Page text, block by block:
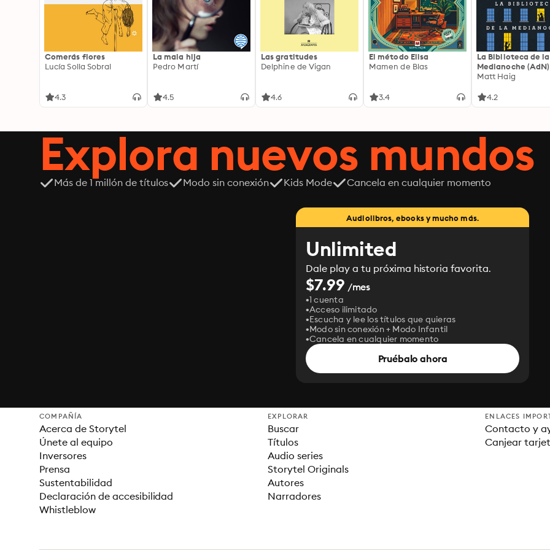
Comerás flores
Lucía Solla Sobral
4.3
La mala hija
Pedro Martí
4.5
Las gratitudes
Delphine de Vigan
4.6
El método Elisa
Mamen de Blas
3.4
La Biblioteca de la
Medianoche (AdN)
Matt Haig
4.2
Explora nuevos mundos
Más de 1 millón de títulos Modo sin conexión Kids Mode Cancela en cualquier momento
Audiolibros, ebooks y mucho más.
Unlimited
Dale play a tu próxima historia favorita.
$7.99 /mes
1 cuenta
Acceso ilimitado
Escucha y lee los títulos que quieras
Modo sin conexión + Modo Infantil
Cancela en cualquier momento
Pruébalo ahora
COMPAÑÍA
Acerca de Storytel
Únete al equipo
Inversores
Prensa
Sustentabilidad
Declaración de accesibilidad
Whistleblow
EXPLORAR
Buscar
Títulos
Audio series
Storytel Originals
Autores
Narradores
ENLACES
Contacto y
Canjear